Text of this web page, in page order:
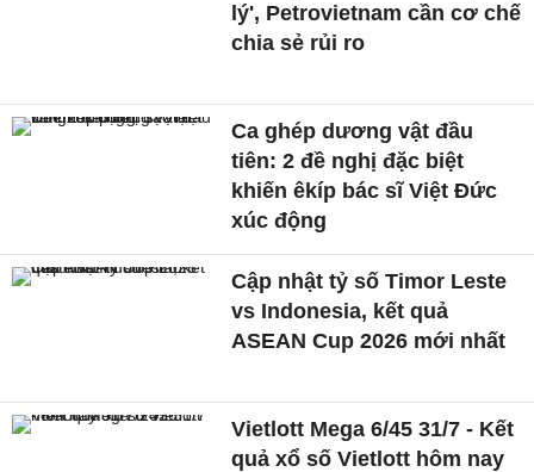
lý', Petrovietnam cần cơ chế
chia sẻ rủi ro
Ca ghép dương vật đầu
tiên: 2 đề nghị đặc biệt
khiến êkíp bác sĩ Việt Đức
xúc động
Cập nhật tỷ số Timor Leste
vs Indonesia, kết quả
ASEAN Cup 2026 mới nhất
Vietlott Mega 6/45 31/7 - Kết
quả xổ số Vietlott hôm nay